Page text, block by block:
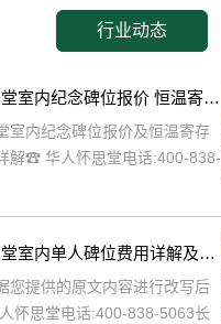
行业动态
长城华人怀思堂室内纪念碑位报价 恒温寄存配套同步减免详解
室内纪念碑位报价及恒温寄存
解☎ 华人怀思堂电话:400-838-
，随着人们生活节奏的加快，
长城华人怀思堂室内单人碑位费用详解及追思厅使用优惠说明
您提供的原文内容进行改写后
怀思堂电话:400-838-5063长